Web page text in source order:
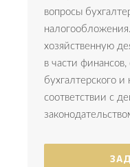
вопросы
хозяйственную
в части
бухгалтерского и
соответствии с